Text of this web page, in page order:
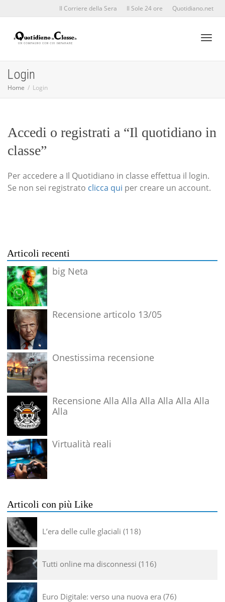
Il Corriere della Sera Il Sole 24 ore Quotidiano.net
Login
Home Login
Accedi o registrati a “Il quotidiano in
classe”
Per accedere a Il Quotidiano in classe effettua il login.
Se non sei registrato clicca qui per creare un account.
Articoli recenti
big Neta
Recensione articolo 13/05
Onestissima recensione
Recensione Alla Alla Alla Alla Alla Alla
Alla
Virtualità reali
Articoli con più Like
L’era delle culle glaciali 118
Tutti online ma disconnessi 116
Euro Digitale: verso una nuova era 76